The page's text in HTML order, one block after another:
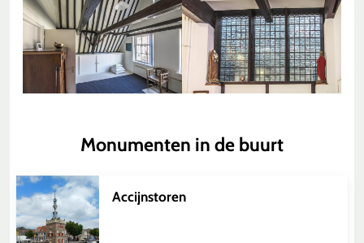
Monumenten in de buurt
Accijnstoren